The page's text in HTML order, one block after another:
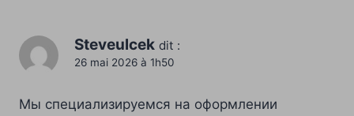
les
commentaires
Steveulcek dit :
26 mai 2026 à 1h50
Мы специализируемся на оформлении